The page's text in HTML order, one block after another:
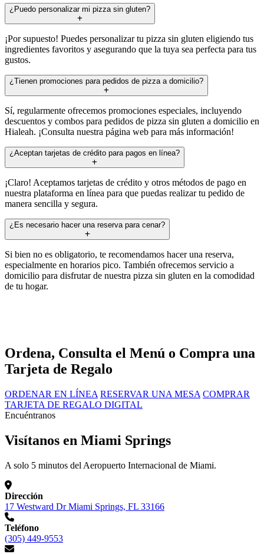
¿Puedo personalizar mi pizza sin gluten?
¡Por supuesto! Puedes personalizar tu pizza sin gluten eligiendo tus
ingredientes favoritos y asegurando que la tuya sea perfecta para tus
gustos.
¿Tienen promociones para pedidos de pizza a domicilio?
Sí, regularmente ofrecemos promociones especiales, incluyendo
descuentos y combos para pedidos de pizza sin gluten a domicilio en
Hialeah. ¡Consulta nuestra página web para más información!
¿Aceptan tarjetas de crédito para pagos en línea?
¡Claro! Aceptamos tarjetas de crédito y otros métodos de pago en
nuestra plataforma en línea para que puedas realizar tu pedido de
manera sencilla y segura.
¿Es necesario hacer una reserva para cenar?
Si bien no es obligatorio, te recomendamos hacer una reserva,
especialmente en horarios pico. También ofrecemos servicio a
domicilio para disfrutar de nuestra pizza sin gluten en la comodidad
de tu hogar.
Ordena, Consulta el Menú o Compra una
Tarjeta de Regalo
ORDENAR EN LÍNEA RESERVAR UNA MESA COMPRAR
TARJETA DE REGALO DIGITAL
Encuéntranos
Visítanos en Miami Springs
A solo 5 minutos del Aeropuerto Internacional de Miami.
Dirección
17 Westward Dr Miami Springs, FL 33166
Teléfono
(305) 449-9553